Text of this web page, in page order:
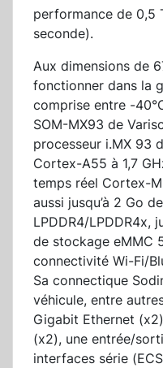
performance de 0,5
seconde).
Aux dimensions de
fonctionner dans la
comprise entre -
SOM-MX93 de
processeur i.MX 93
Cortex-A55 à 1,7
temps réel Cortex-
aussi jusqu’à 2 Go
LPDDR4/LPDDR4x,
de stockage eMMC
connectivité Wi-Fi/
Sa connectique
véhicule, entre
Gigabit Ethernet
(x2), une entrée/
interfaces série